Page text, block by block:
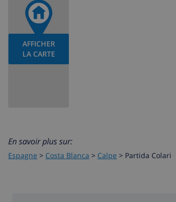
AFFICHER
LA CARTE
En savoir plus sur:
Espagne > Costa Blanca > Calpe > Partida Colari